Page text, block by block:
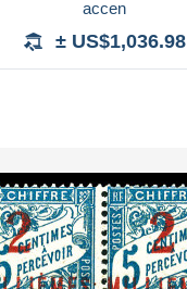
accen
± US$1,036.98